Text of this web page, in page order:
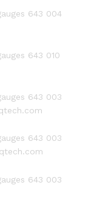
643 004
643 010
643 003
643 003
643 003